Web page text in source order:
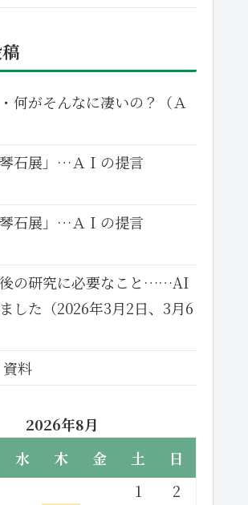
何がそんなに凄いの？（Ａ
石展」…ＡＩの提言
石展」…ＡＩの提言
の研究に必要なこと……AI
した（2026年3月2日、3月6
料
2026年8月
水 木 金 土
日
1
2